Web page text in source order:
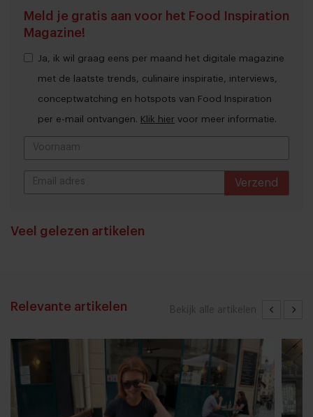
Meld je gratis aan voor het Food Inspiration
Magazine!
Ja, ik wil graag eens per maand het digitale magazine
met de laatste trends, culinaire inspiratie, interviews,
conceptwatching en hotspots van Food Inspiration
per e-mail ontvangen. Klik hier voor meer informatie.
Verzend
Veel gelezen artikelen
Bekijk alle artikelen
Relevante artikelen